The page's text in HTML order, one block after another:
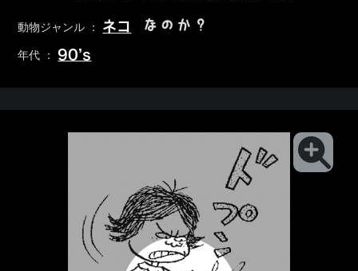
動物ジャンル ： ネコ なのか？
年代 ： 90’s